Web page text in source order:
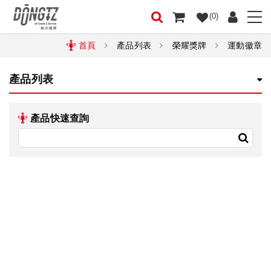
(0)
首頁 產品列表 榮耀獎牌 運動徽章
產品列表
產品快速查詢